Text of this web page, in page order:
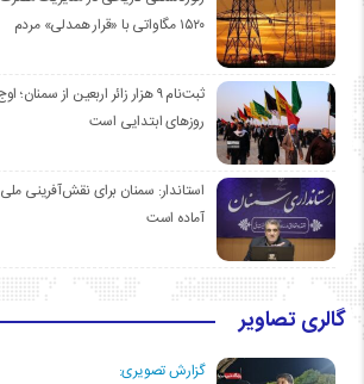
۱۵۲۰ مگاواتی با «قرار همدلی» مردم
ثبت‌نام ۹ هزار زائر اربعین از
روزهای ابتدایی است
استاندار: سمنان برای نقش‌آفرینی
آماده است
گالری تصاویر
گزارش تصویری: